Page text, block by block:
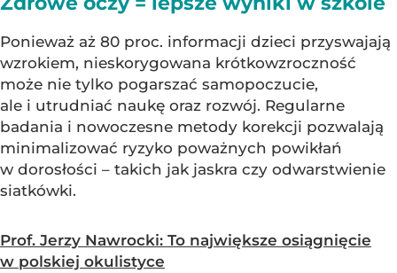
Ponieważ aż 80 proc. informacji dzieci przyswajają
wzrokiem, nieskorygowana krótkowzroczność
może nie tylko pogarszać samopoczucie,
ale i utrudniać naukę oraz rozwój. Regularne
badania i nowoczesne metody korekcji pozwalają
minimalizować ryzyko poważnych powikłań
w dorosłości – takich jak jaskra czy odwarstwienie
siatkówki.
Prof. Jerzy Nawrocki: To największe osiągnięcie
w polskiej okulistyce